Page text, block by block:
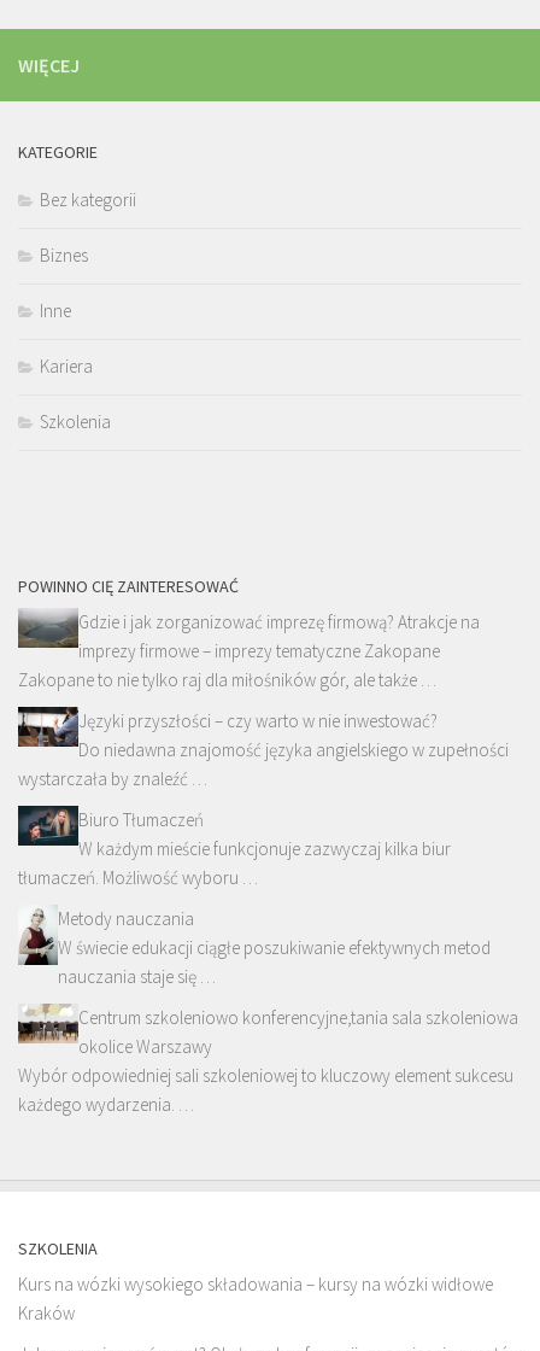
WIĘCEJ
KATEGORIE
Bez kategorii
Biznes
Inne
Kariera
Szkolenia
POWINNO CIĘ ZAINTERESOWAĆ
Gdzie i jak zorganizować imprezę firmową? Atrakcje na
imprezy firmowe – imprezy tematyczne Zakopane
Zakopane to nie tylko raj dla miłośników gór, ale także …
Języki przyszłości – czy warto w nie inwestować?
Do niedawna znajomość języka angielskiego w zupełności
wystarczała by znaleźć …
Biuro Tłumaczeń
W każdym mieście funkcjonuje zazwyczaj kilka biur
tłumaczeń. Możliwość wyboru …
Metody nauczania
W świecie edukacji ciągłe poszukiwanie efektywnych metod
nauczania staje się …
Centrum szkoleniowo konferencyjne,tania sala szkoleniowa
okolice Warszawy
Wybór odpowiedniej sali szkoleniowej to kluczowy element sukcesu
każdego wydarzenia. …
SZKOLENIA
Kurs na wózki wysokiego składowania – kursy na wózki widłowe
Kraków